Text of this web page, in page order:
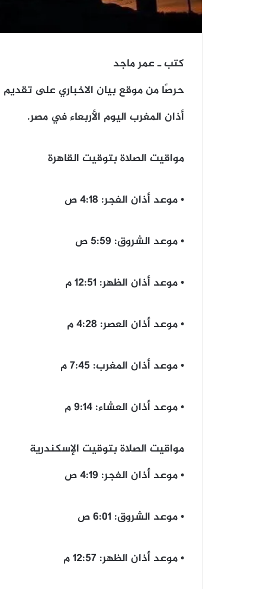
كتب ـ عمر ماجد
حرصًا من موقع بيان الاخباري على
أذان المغرب اليوم الأربعاء في مصر.
مواقيت الصلاة بتوقيت القاهرة
• موعد أذان الفجر: 4:18 ص
• موعد الشروق: 5:59 ص
• موعد أذان ‎الظهر: 12:51 م
• ‎موعد أذان العصر: 4:28 م
• موعد أذان ‎المغرب: 7:45 م
• موعد أذان ‎العشاء: 9:14 م
مواقيت الصلاة بتوقيت الإسكندرية
• موعد أذان الفجر: 4:19 ص
• موعد الشروق: 6:01 ص
• ‎موعد أذان الظهر: 12:57 م